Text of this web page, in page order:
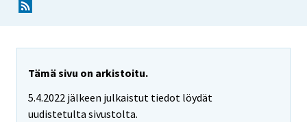
Tämä sivu on arkistoitu.
5.4.2022 jälkeen julkaistut tiedot löydät
uudistetulta sivustolta.